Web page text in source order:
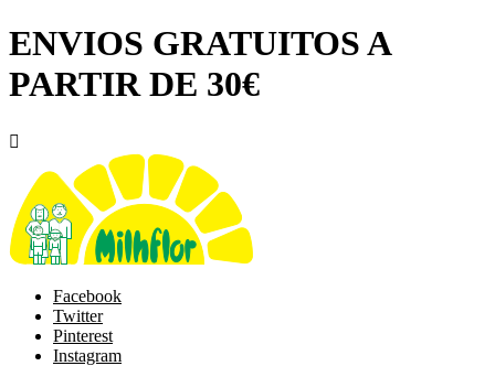
ENVIOS GRATUITOS A
PARTIR DE 30€

Facebook
Twitter
Pinterest
Instagram